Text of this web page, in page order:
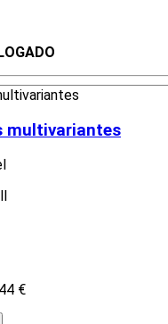
multivariantes
€